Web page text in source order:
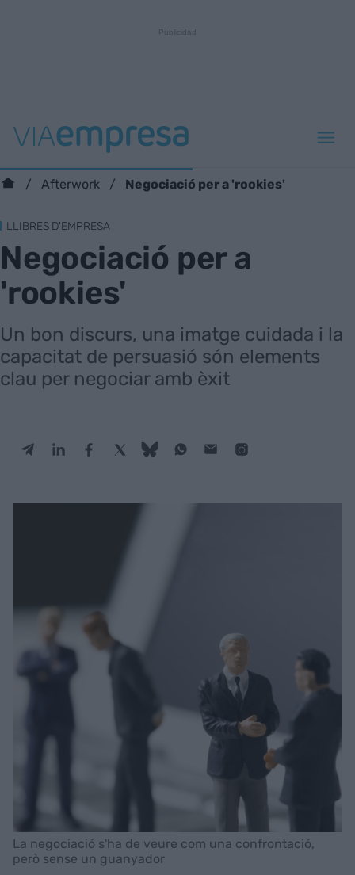
Afterwork Negociació per a 'rookies'
LLIBRES D'EMPRESA
Negociació per a
'rookies'
Un bon discurs, una imatge cuidada i la
capacitat de persuasió són elements
clau per negociar amb èxit
La negociació s'ha de veure com una confrontació,
però sense un guanyador